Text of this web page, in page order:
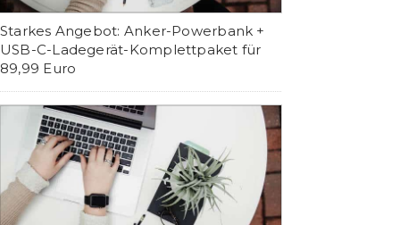
Starkes Angebot: Anker-Powerbank +
USB-C-Ladegerät-Komplettpaket für
89,99 Euro